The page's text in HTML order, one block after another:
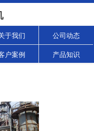
于我们 公司动态
户案例 产品知识